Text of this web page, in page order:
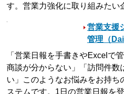
す。営業力強化に取り組みたい
営業支援
管理（
「営業日報を手書きやExcelで
商談が分からない」「訪問件数
い」このようなお悩みをお持ち
ステムです。1日の営業日報を